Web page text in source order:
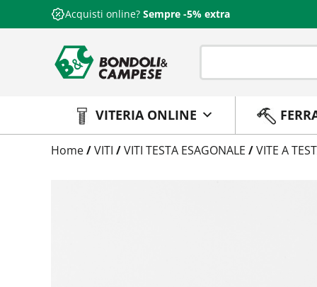
Acquisti online? Sempre -5% extra
VITERIA ONLINE
TrattamentoHome/VITI /VITI TESTA ESAGONALE /VITE A